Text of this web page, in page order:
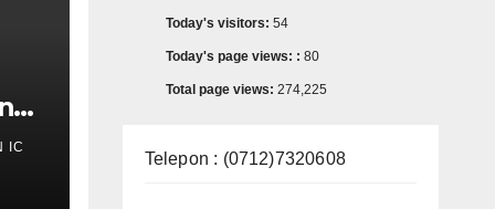
IC
Today's visitors: 54
Today's page views: : 80
Total page views: 274,225
Telepon : (0712)7320608